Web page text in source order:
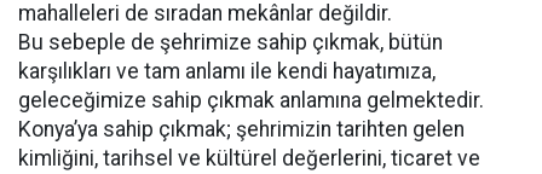
mahalleleri de sıradan mekânlar değildir.
Bu sebeple de şehrimize sahip çıkmak, bütün
karşılıkları ve tam anlamı ile kendi hayatımıza,
geleceğimize sahip çıkmak anlamına gelmektedir.
Konya’ya sahip çıkmak; şehrimizin tarihten gelen
kimliğini, tarihsel ve kültürel değerlerini, ticaret ve